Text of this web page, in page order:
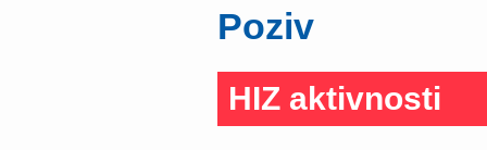
Poziv
HIZ aktivnosti